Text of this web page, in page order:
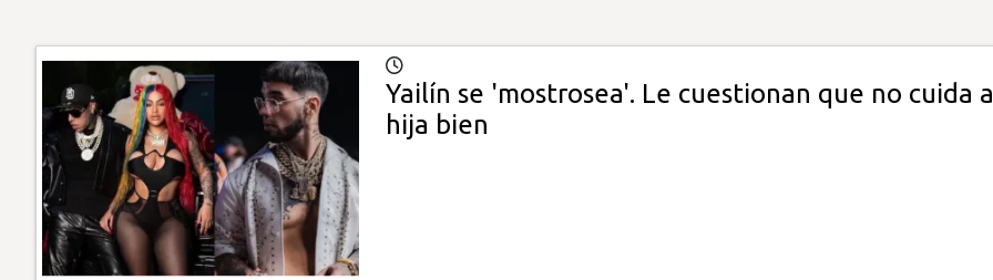
Yailín se 'mostrosea'. Le cuestionan que no cuida
hija bien